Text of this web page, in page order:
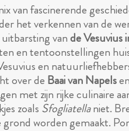
van fascinerende
het verkennen van de
vande Vesuvius
en tentoonstellingen
en
over de Baai van Napels
met zijn rijke culinaire
zoals Sfogliatellaniet.
worden gemaakt.